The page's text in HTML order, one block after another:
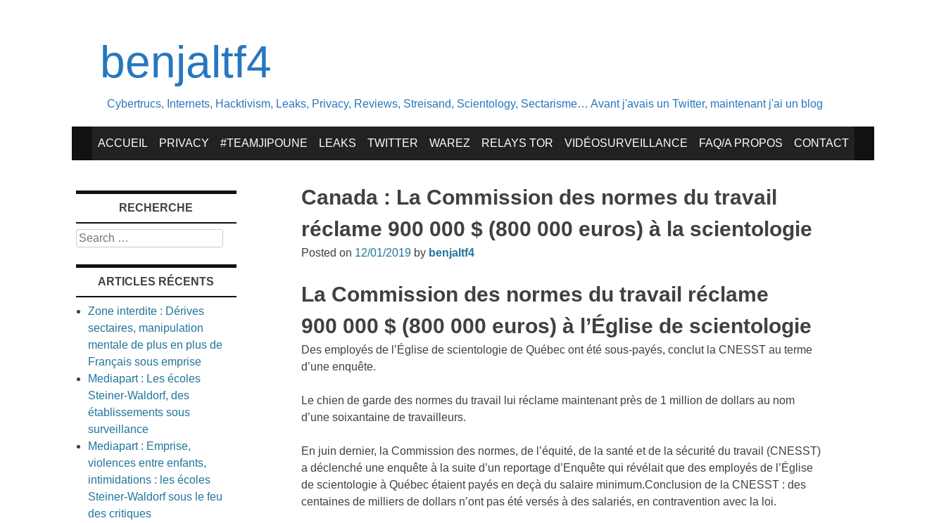
benjaltf4
Cybertrucs, Internets, Hacktivism, Leaks, Privacy, Reviews, Streisand, Scientology, Sectarisme… Avant j'avais un Twitter, maintenant j'ai un blog
SKIP
CONTENT
ACCUEIL PRIVACY #TEAMJIPOUNE LEAKS TWITTER WAREZ RELAYS TOR VIDÉOSURVEILLANCE FAQ/A PROPOS CONTACT
Canada : La Commission des normes du travail
réclame 900 000 $ (800 000 euros) à la scientologie
Posted on 12/01/2019 by benjaltf4
La Commission des normes du travail réclame
900 000 $ (800 000 euros) à l’Église de scientologie
Des employés de l’Église de scientologie de Québec ont été sous-payés, conclut la CNESST au terme
d’une enquête.
Le chien de garde des normes du travail lui réclame maintenant près de 1 million de dollars au nom
d’une soixantaine de travailleurs.
En juin dernier, la Commission des normes, de l’équité, de la santé et de la sécurité du travail (CNESST)
a déclenché une enquête à la suite d’un reportage d’Enquête qui révélait que des employés de l’Église
de scientologie à Québec étaient payés en deçà du salaire minimum.Conclusion de la CNESST : des
centaines de milliers de dollars n’ont pas été versés à des salariés, en contravention avec la loi.
RECHERCHE
Search
ARTICLES RÉCENTS
Zone interdite : Dérives
sectaires, manipulation
mentale de plus en plus de
Français sous emprise
Mediapart : Les écoles
Steiner-Waldorf, des
établissements sous
surveillance
Mediapart : Emprise,
violences entre enfants,
intimidations : les écoles
Steiner-Waldorf sous le feu
des critiques